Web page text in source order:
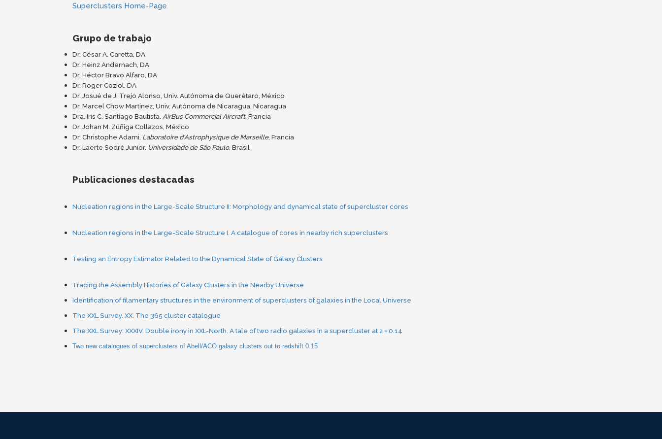
Superclusters Home-Page
Grupo de trabajo
Dr. César A. Caretta, DA
Dr. Heinz Andernach, DA
Dr. Héctor Bravo Alfaro, DA
Dr. Roger Coziol, DA
Dr. Josué de J. Trejo Alonso, Univ. Autónoma de Querétaro, México
Dr. Marcel Chow Martínez, Univ. Autónoma de Nicaragua, Nicaragua
Dra. Iris C. Santiago Bautista, AirBus Commercial Aircraft, Francia
Dr. Johan M. Zúñiga Collazos, México
Dr. Christophe Adami, Laboratoire d'Astrophysique de Marseille, Francia
Dr. Laerte Sodré Junior, Universidade de São Paulo, Brasil
Publicaciones destacadas
Nucleation regions in the Large-Scale Structure II: Morphology and dynamical state of supercluster cores
Nucleation regions in the Large-Scale Structure I. A catalogue of cores in nearby rich superclusters
Testing an Entropy Estimator Related to the Dynamical State of Galaxy Clusters
Tracing the Assembly Histories of Galaxy Clusters in the Nearby Universe
Identification of filamentary structures in the environment of superclusters of galaxies in the Local Universe
The XXL Survey. XX. The 365 cluster catalogue
The XXL Survey: XXXIV. Double irony in XXL-North. A tale of two radio galaxies in a supercluster at z = 0.14
Two new catalogues of superclusters of Abell/ACO galaxy clusters out to redshift 0.15